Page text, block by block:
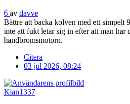
6 av davve
Bättre att backa kolven med ett simpelt
inte att fukt letar sig in efter att man har
handbromsmotorn.
Citera
03 jul 2026, 08:24
Kian1337